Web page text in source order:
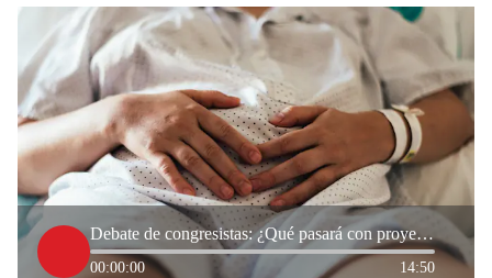
Debate de congresistas: ¿Qué pasará con proyecto que busca prohibir el aborto en Colombia?
00:00:00 14:50